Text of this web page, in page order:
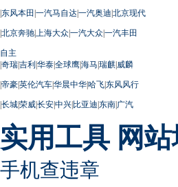
|东风本田 |一汽马自达|一汽奥迪|北京现代
|北京奔驰| 上海大众|一汽大众|一汽丰田
自主
|奇瑞|吉利|华泰|全球鹰|海马|瑞麒|威麟
|帝豪|英伦汽车|华晨中华|哈飞|东风风行
|长城|荣威|长安|中兴|比亚迪|东南|广汽
实用工具 网
手机查违章